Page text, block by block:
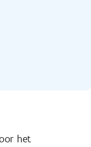
het